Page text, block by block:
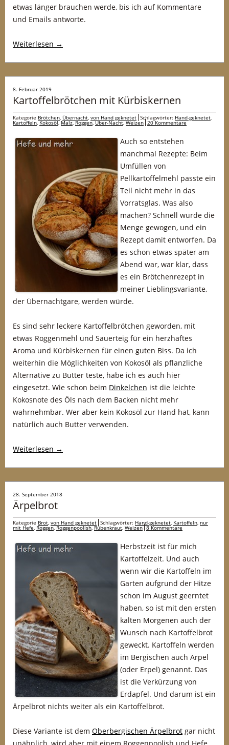
etwas länger brauchen werde, bis ich auf Kommentare
und Emails antworte.
Weiterlesen →
8. Februar 2019
Kartoffelbrötchen mit Kürbiskernen
Kategorie Brötchen, Übernacht, von Hand geknetet Schlagwörter: Hand-geknetet,
Kartoffeln,Kokosöl, Malz,Roggen,Über-Nacht,Weizen 20 Kommentare
Auch so entstehen
manchmal Rezepte: Beim
Umfüllen von
Pellkartoffelmehl passte ein
Teil nicht mehr in das
Vorratsglas. Was also
machen? Schnell wurde die
Menge gewogen, und ein
Rezept damit entworfen. Da
es schon etwas später am
Abend war, war klar, dass
es ein Brötchenrezept in
meiner Lieblingsvariante,
der Übernachtgare, werden würde.
Es sind sehr leckere Kartoffelbrötchen geworden, mit
etwas Roggenmehl und Sauerteig für ein herzhaftes
Aroma und Kürbiskernen für einen guten Biss. Da ich
weiterhin die Möglichkeiten von Kokosöl als pflanzliche
Alternative zu Butter teste, habe ich es auch hier
eingesetzt. Wie schon beim Dinkelchen ist die leichte
Kokosnote des Öls nach dem Backen nicht mehr
wahrnehmbar. Wer aber kein Kokosöl zur Hand hat, kann
natürlich auch Butter verwenden.
Weiterlesen →
28. September 2018
Ärpelbrot
Kategorie Brot, von Hand geknetet Schlagwörter: Hand-geknetet, Kartoffeln, nur
mit Hefe, Roggen,Roggenpoolish,Rübenkraut, Weizen 8 Kommentare
Herbstzeit ist für mich
Kartoffelzeit. Und auch
wenn wir die Kartoffeln im
Garten aufgrund der Hitze
schon im August geerntet
haben, so ist mit den ersten
kalten Morgenen auch der
Wunsch nach Kartoffelbrot
geweckt. Kartoffeln werden
im Bergischen auch Ärpel
(oder Erpel) genannt. Das
ist die Verkürzung von
Erdapfel. Und darum ist ein
Ärpelbrot nichts weiter als ein Kartoffelbrot.
Diese Variante ist dem Oberbergischen Ärpelbrot gar nicht